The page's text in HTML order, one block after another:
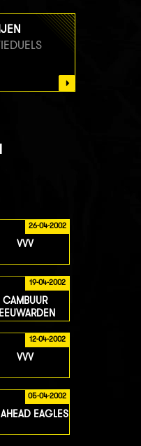
26-04-2002
VVV
19-04-2002
CAMBUUR
12-04-2002
VVV
05-04-2002
EAGLES